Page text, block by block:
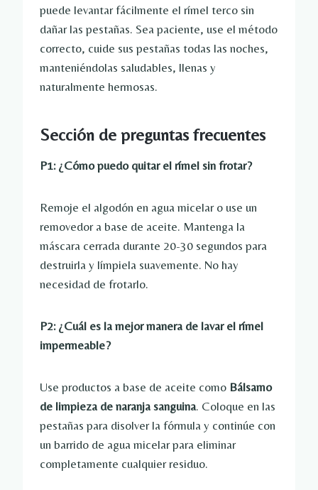
puede levantar fácilmente el rímel terco sin
dañar las pestañas. Sea paciente, use el método
correcto, cuide sus pestañas todas las noches,
manteniéndolas saludables, llenas y
naturalmente hermosas.
Sección de preguntas frecuentes
P1: ¿Cómo puedo quitar el rímel sin frotar?
Remoje el algodón en agua micelar o use un
removedor a base de aceite. Mantenga la
máscara cerrada durante 20-30 segundos para
destruirla y límpiela suavemente. No hay
necesidad de frotarlo.
P2: ¿Cuál es la mejor manera de lavar el rímel
impermeable?
Use productos a base de aceite como Bálsamo
de limpieza de naranja sanguina. Coloque en las
pestañas para disolver la fórmula y continúe con
un barrido de agua micelar para eliminar
completamente cualquier residuo.